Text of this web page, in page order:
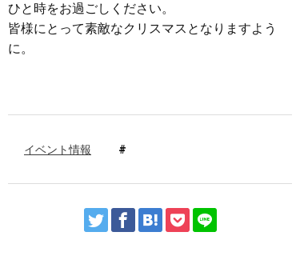
ひと時をお過ごしください。
皆様にとって素敵なクリスマスとなりますよう
に。
イベント情報